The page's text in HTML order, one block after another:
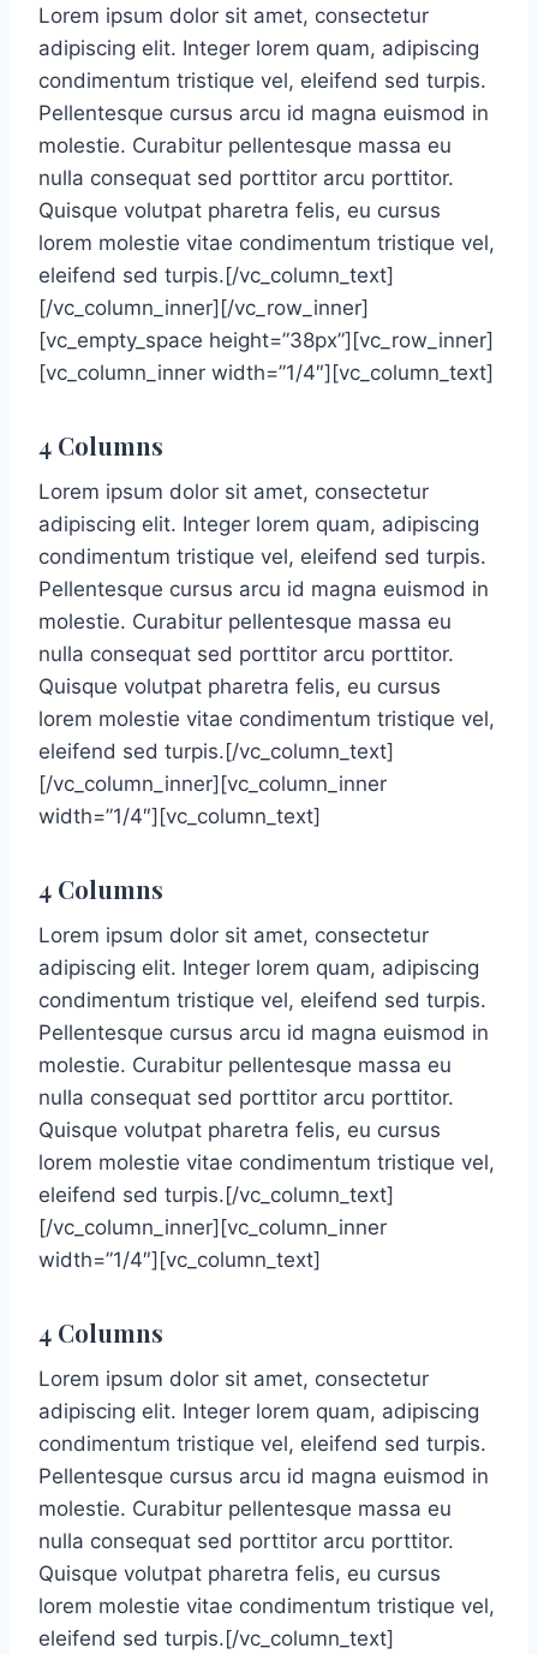
Lorem ipsum dolor sit amet, consectetur
adipiscing elit. Integer lorem quam, adipiscing
condimentum tristique vel, eleifend sed turpis.
Pellentesque cursus arcu id magna euismod in
molestie. Curabitur pellentesque massa eu
nulla consequat sed porttitor arcu porttitor.
Quisque volutpat pharetra felis, eu cursus
lorem molestie vitae condimentum tristique vel,
eleifend sed turpis.[/vc_column_text]
[/vc_column_inner][/vc_row_inner]
[vc_empty_space height=”38px”][vc_row_inner]
[vc_column_inner width=”1/4″][vc_column_text]
4 Columns
Lorem ipsum dolor sit amet, consectetur
adipiscing elit. Integer lorem quam, adipiscing
condimentum tristique vel, eleifend sed turpis.
Pellentesque cursus arcu id magna euismod in
molestie. Curabitur pellentesque massa eu
nulla consequat sed porttitor arcu porttitor.
Quisque volutpat pharetra felis, eu cursus
lorem molestie vitae condimentum tristique vel,
eleifend sed turpis.[/vc_column_text]
[/vc_column_inner][vc_column_inner
width=”1/4″][vc_column_text]
4 Columns
Lorem ipsum dolor sit amet, consectetur
adipiscing elit. Integer lorem quam, adipiscing
condimentum tristique vel, eleifend sed turpis.
Pellentesque cursus arcu id magna euismod in
molestie. Curabitur pellentesque massa eu
nulla consequat sed porttitor arcu porttitor.
Quisque volutpat pharetra felis, eu cursus
lorem molestie vitae condimentum tristique vel,
eleifend sed turpis.[/vc_column_text]
[/vc_column_inner][vc_column_inner
width=”1/4″][vc_column_text]
4 Columns
Lorem ipsum dolor sit amet, consectetur
adipiscing elit. Integer lorem quam, adipiscing
condimentum tristique vel, eleifend sed turpis.
Pellentesque cursus arcu id magna euismod in
molestie. Curabitur pellentesque massa eu
nulla consequat sed porttitor arcu porttitor.
Quisque volutpat pharetra felis, eu cursus
lorem molestie vitae condimentum tristique vel,
eleifend sed turpis.[/vc_column_text]